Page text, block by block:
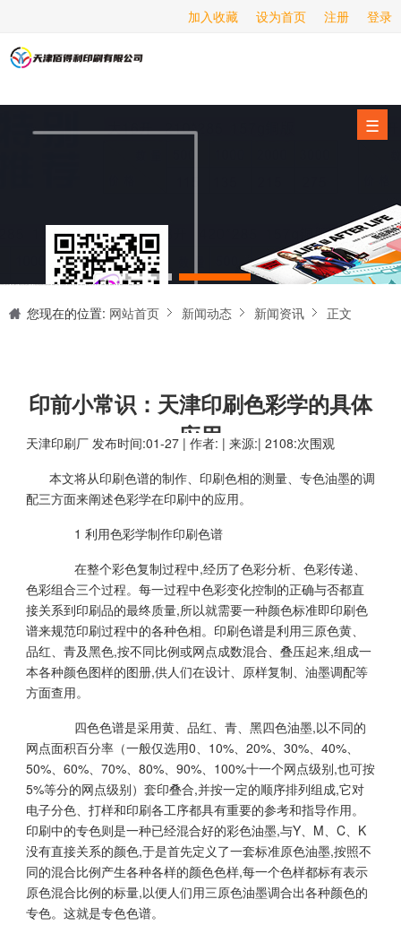
登录
注册
设为首页
加入收藏
☰
海报印刷
服务项目
新闻动态
关于我们
联系我们
您现在的位置: 网站首页 新闻动态 新闻资讯 正文
印前小常识：天津印刷色彩学的具体
应用
天津印刷厂 发布时间:01-27 | 作者: | 来源:| 2108:次围观
本文将从印刷色谱的制作、印刷色相的测量、专色油墨的调
配三方面来阐述色彩学在印刷中的应用。
1 利用色彩学制作印刷色谱
在整个彩色复制过程中,经历了色彩分析、色彩传递、
色彩组合三个过程。每一过程中色彩变化控制的正确与否都直
接关系到印刷品的最终质量,所以就需要一种颜色标准即印刷色
谱来规范印刷过程中的各种色相。印刷色谱是利用三原色黄、
品红、青及黑色,按不同比例或网点成数混合、叠压起来,组成一
本各种颜色图样的图册,供人们在设计、原样复制、油墨调配等
方面查用。
四色色谱是采用黄、品红、青、黑四色油墨,以不同的
网点面积百分率（一般仅选用0、10%、20%、30%、40%、
50%、60%、70%、80%、90%、100%十一个网点级别,也可按
5%等分的网点级别）套印叠合,并按一定的顺序排列组成,它对
电子分色、打样和印刷各工序都具有重要的参考和指导作用。
印刷中的专色则是一种已经混合好的彩色油墨,与Y、M、C、K
没有直接关系的颜色,于是首先定义了一套标准原色油墨,按照不
同的混合比例产生各种各样的颜色色样,每一个色样都标有表示
原色混合比例的标量,以便人们用三原色油墨调合出各种颜色的
专色。这就是专色色谱。